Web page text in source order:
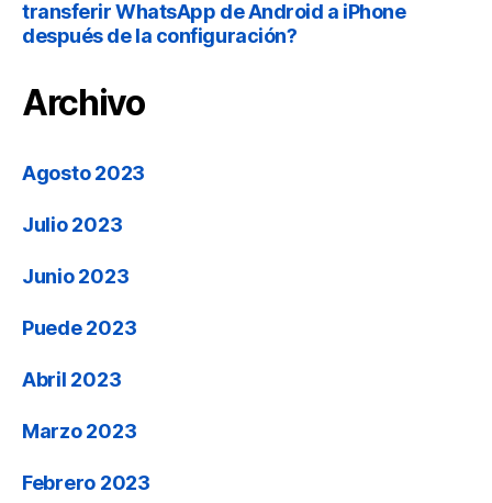
transferir WhatsApp de Android a iPhone
después de la configuración?
Archivo
Agosto 2023
Julio 2023
Junio 2023
Puede 2023
Abril 2023
Marzo 2023
Febrero 2023